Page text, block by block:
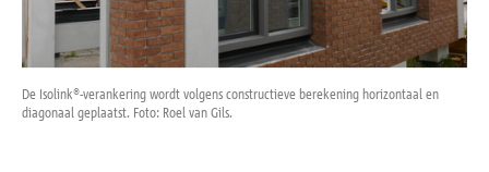
Referenties
Onderneming
De Isolink®-verankering wordt volgens constructieve berekening horizontaal en
diagonaal geplaatst. Foto: Roel van Gils.